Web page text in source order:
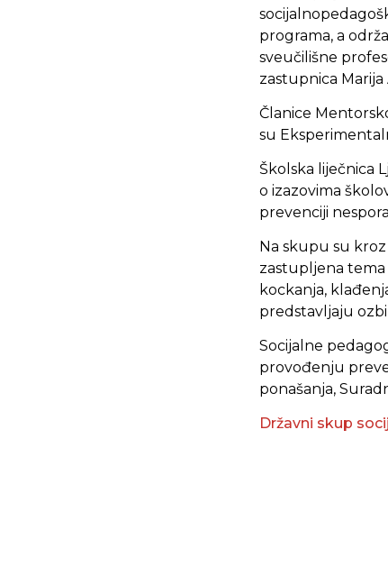
programa, a
sveučilišne
zastupnica
Članice
su
Školska liječnica
o izazovima
prevenciji
Na skupu su
zastupljena tema
kockanja,
predstavljaju
Socijalne
provođenju
ponašanja,
Državni skup